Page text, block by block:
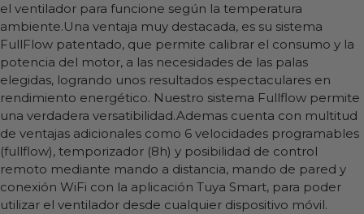
el ventilador para funcione según la temperatura
ambiente.Una ventaja muy destacada, es su sistema
FullFlow patentado, que permite calibrar el consumo y la
potencia del motor, a las necesidades de las palas
elegidas, logrando unos resultados espectaculares en
rendimiento energético. Nuestro sistema Fullflow permite
una verdadera versatibilidad.Ademas cuenta con multitud
de ventajas adicionales como 6 velocidades programables
(fullflow), temporizador (8h) y posibilidad de control
remoto mediante mando a distancia, mando de pared y
conexión WiFi con la aplicación Tuya Smart, para poder
utilizar el ventilador desde cualquier dispositivo móvil.